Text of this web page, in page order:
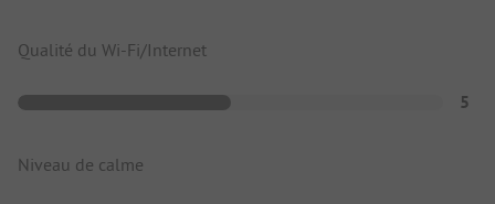
Qualité du Wi-Fi/Internet
5
Niveau de calme